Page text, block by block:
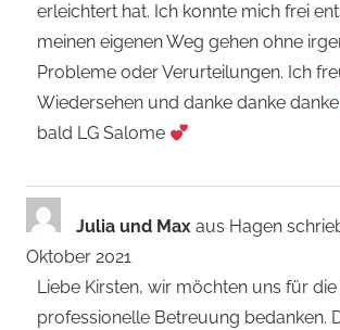
erleichtert hat. Ich konnte mich frei
meinen eigenen Weg gehen ohne
Probleme oder Verurteilungen. Ich
Wiedersehen und danke danke
bald LG Salome
Julia und Max aus Hagen
Oktober 2021
Liebe Kirsten, wir möchten uns für
professionelle Betreuung bedanken.